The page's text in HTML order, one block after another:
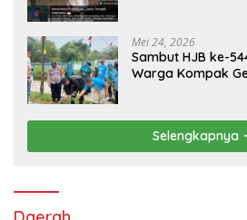
Mei 24, 2026
Sambut HJB ke-
Warga Kompak
Selengkapnya